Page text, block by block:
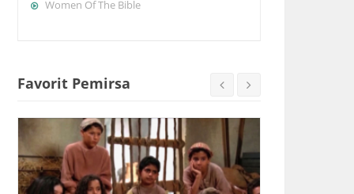
Women Of The Bible
Favorit Pemirsa